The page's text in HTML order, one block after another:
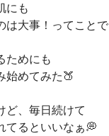
にも
は大事！ってことで
ためにも
始めてみた🍑
ど、毎日続けて
てるといいなぁ💭